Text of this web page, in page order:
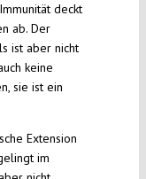
deckt
ab. Der
ist aber nicht
keine
sie ist ein
Extension
im